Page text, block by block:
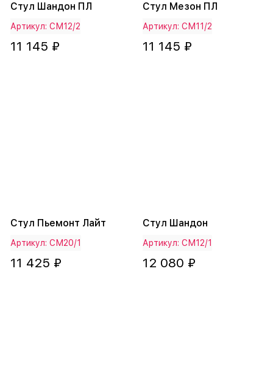
Стул Шандон ПЛ
Артикул: СМ12/2
11 145 ₽
Стул Мезон ПЛ
Артикул: СМ11/2
11 145 ₽
Стул Пьемонт Лайт
Артикул: СМ20/1
11 425 ₽
Стул Шандон
Артикул: СМ12/1
12 080 ₽